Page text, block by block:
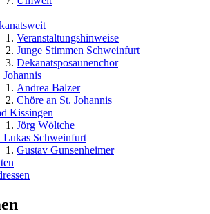
Veranstaltungshinweise
Junge Stimmen Schweinfurt
Dekanatsposaunenchor
Johannis
Andrea Balzer
Chöre an St. Johannis
Kissingen
Jörg Wöltche
Lukas Schweinfurt
Gustav Gunsenheimer